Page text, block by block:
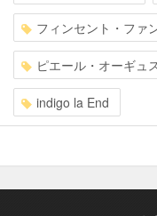
フィンセント・ファ
ピエール・オーギュ
indigo la End